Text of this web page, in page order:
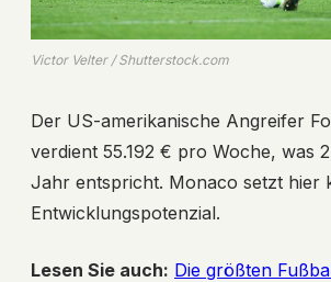
Victor Velter / Shutterstock.com
Der US-amerikanische Angreifer
verdient 55.192 € pro Woche, was
Jahr entspricht. Monaco setzt hier
Entwicklungspotenzial.
Lesen Sie auch: Die größten